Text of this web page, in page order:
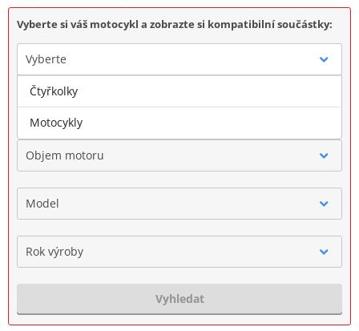
Vyberte si váš motocykl a zobrazte si kompatibilní součástky:
Vyberte
Značka
Objem motoru
Model
Rok výroby
Vyhledat
Čtyřkolky
Motocykly